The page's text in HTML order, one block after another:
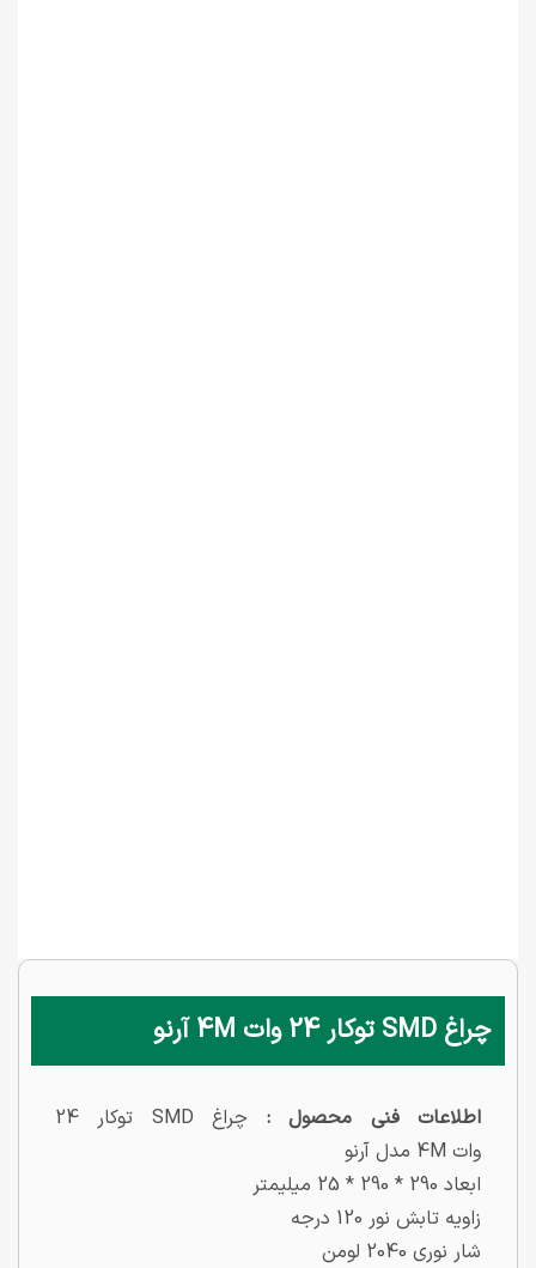
چراغ SMD توکار 24 وات 4M آرنو
اطلاعات فنی محصول :
چراغ SMD توکار 24
وات 4M مدل آرنو
ابعاد 290 * 290 * 25 میلیمتر
زاویه تابش نور 120 درجه
شار نوری 2040 لومن